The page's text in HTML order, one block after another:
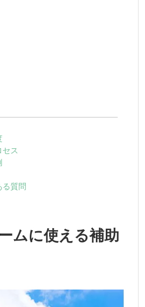
ス
質問
ムに使える補助